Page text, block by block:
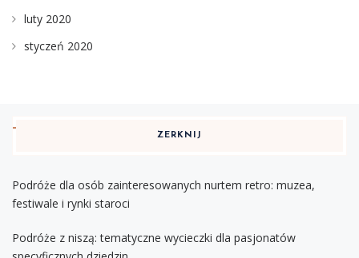
luty 2020
styczeń 2020
ZERKNIJ
Podróże dla osób zainteresowanych nurtem retro: muzea,
festiwale i rynki staroci
Podróże z niszą: tematyczne wycieczki dla pasjonatów